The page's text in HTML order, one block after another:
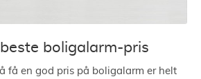
boligalarm-pris
få en god pris på boligalarm er helt